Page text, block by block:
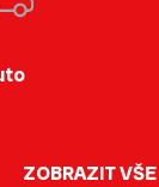
ZOBRAZIT VŠE